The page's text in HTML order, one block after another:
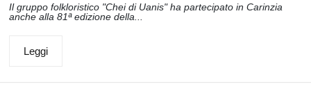
Il gruppo folkloristico "Chei di Uanis" ha partecipato in Carinzia
anche alla 81ª edizione della...
Leggi